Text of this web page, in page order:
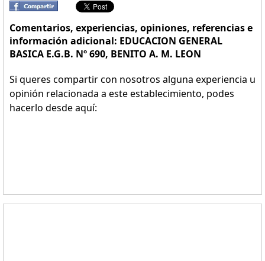
Comentarios, experiencias, opiniones, referencias e
información adicional: EDUCACION GENERAL
BASICA E.G.B. Nº 690, BENITO A. M. LEON
Si queres compartir con nosotros alguna experiencia u
opinión relacionada a este establecimiento, podes
hacerlo desde aquí: